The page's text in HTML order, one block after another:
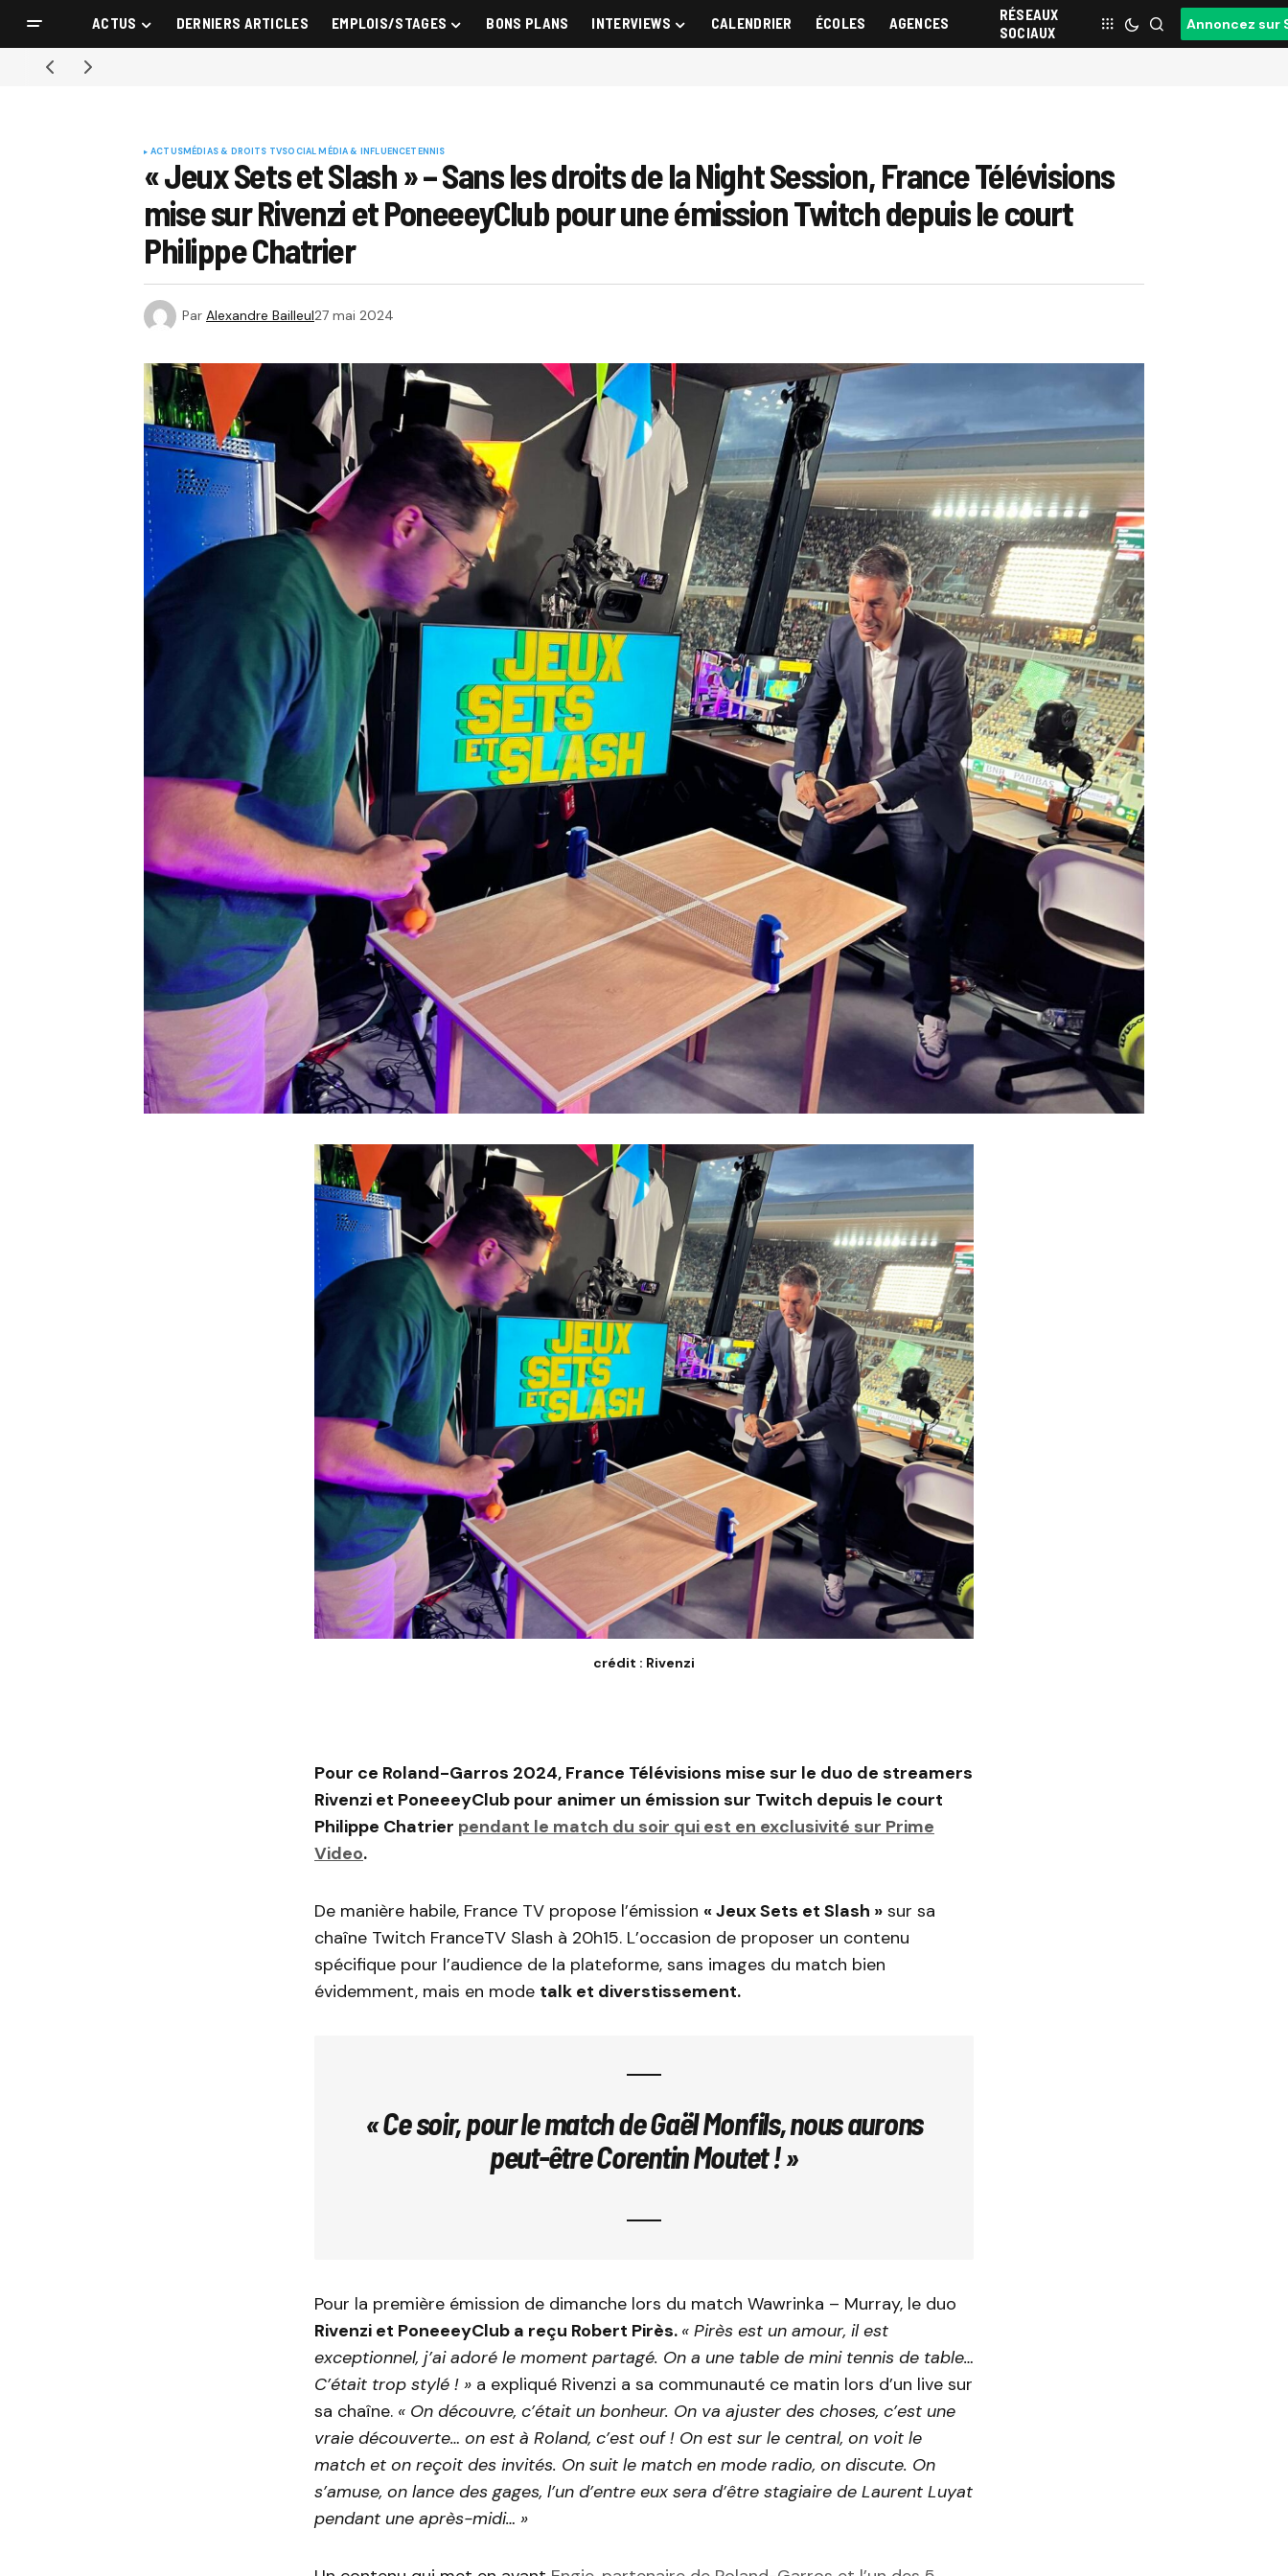
ACTUS DERNIERS ARTICLES EMPLOIS/STAGES BONS PLANS INTERVIEWS CALENDRIER ÉCOLES AGENCES
RÉSEAUX
SOCIAUX
Annoncez sur
ACTUSMÉDIAS & DROITS TVSOCIAL MÉDIA & INFLUENCETENNIS
« Jeux Sets et Slash » – Sans les droits de la Night Session, France Télévisions
mise sur Rivenzi et PoneeeyClub pour une émission Twitch depuis le court
Philippe Chatrier
Par Alexandre Bailleul27 mai 2024
crédit : Rivenzi
Pour ce Roland-Garros 2024, France Télévisions mise sur le duo de streamers
Rivenzi et PoneeeyClub pour animer un émission sur Twitch depuis le court
Philippe Chatrier pendant le match du soir qui est en exclusivité sur Prime
Video.
De manière habile, France TV propose l’émission « Jeux Sets et Slash » sur sa
chaîne Twitch FranceTV Slash à 20h15. L’occasion de proposer un contenu
spécifique pour l’audience de la plateforme, sans images du match bien
évidemment, mais en mode talk et diverstissement.
« Ce soir, pour le match de Gaël Monfils, nous aurons
peut-être Corentin Moutet ! »
Pour la première émission de dimanche lors du match Wawrinka – Murray, le duo
Rivenzi et PoneeeyClub a reçu Robert Pirès. « Pirès est un amour, il est
exceptionnel, j’ai adoré le moment partagé. On a une table de mini tennis de table…
C’était trop stylé ! » a expliqué Rivenzi a sa communauté ce matin lors d’un live sur
sa chaîne. « On découvre, c’était un bonheur. On va ajuster des choses, c’est une
vraie découverte… on est à Roland, c’est ouf ! On est sur le central, on voit le
match et on reçoit des invités. On suit le match en mode radio, on discute. On
s’amuse, on lance des gages, l’un d’entre eux sera d’être stagiaire de Laurent Luyat
pendant une après-midi… »